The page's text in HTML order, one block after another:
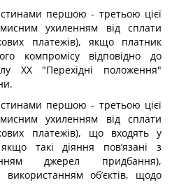
першою - третьою цієї
ухиленням від сплати
платежів), якщо платник
компромісу відповідно до
XX "Перехідні положення"
першою - третьою цієї
ухиленням від сплати
платежів), що входять у
такі діяння пов’язані з
джерел придбання),
об’єктів, щодо